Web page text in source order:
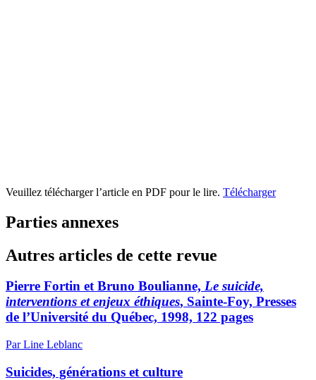
Veuillez télécharger l’article en PDF pour le lire. Télécharger
Parties annexes
Autres articles de cette revue
Pierre Fortin et Bruno Boulianne, Le suicide,
interventions et enjeux éthiques, Sainte-Foy, Presses
de l’Université du Québec, 1998, 122 pages
Par Line Leblanc
Suicides, générations et culture